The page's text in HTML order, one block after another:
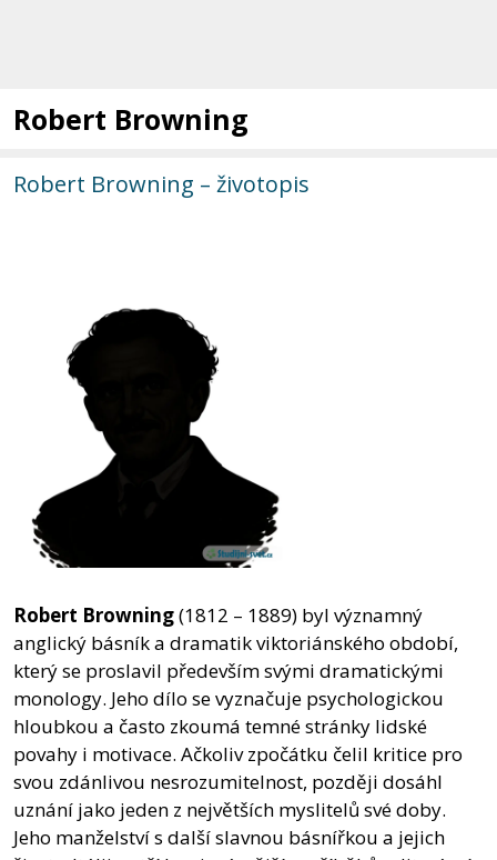
Robert Browning
Robert Browning – životopis
Robert Browning(1812 – 1889) byl významný
anglický básník a dramatik viktoriánského období,
který se proslavil především svými dramatickými
monology. Jeho dílo se vyznačuje psychologickou
hloubkou a často zkoumá temné stránky lidské
povahy i motivace. Ačkoliv zpočátku čelil kritice pro
svou zdánlivou nesrozumitelnost, později dosáhl
uznání jako jeden z největších myslitelů své doby.
Jeho manželství s další slavnou básnířkou a jejich